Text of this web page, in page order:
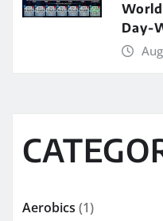
Day-
Aerobics (1)